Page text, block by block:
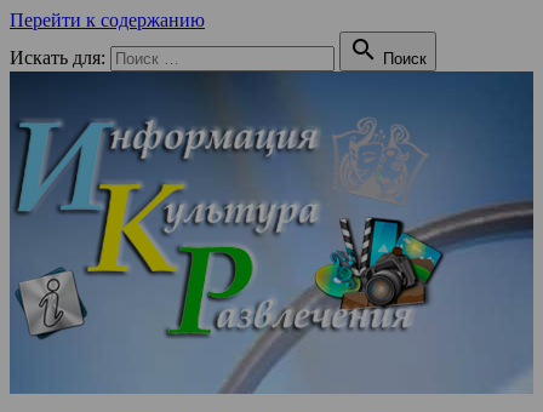
Перейти к содержанию
Искать для:
 Поиск